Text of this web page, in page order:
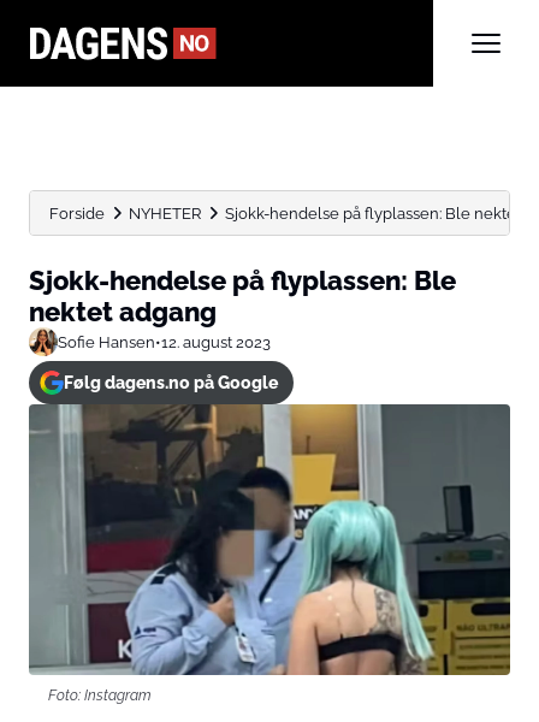
Forside NYHETER Sjokk-hendelse på flyplassen: Ble nektet
Sjokk-hendelse på flyplassen: Ble
nektet adgang
Sofie Hansen•12. august 2023
Følg dagens.no på Google
Foto: Instagram